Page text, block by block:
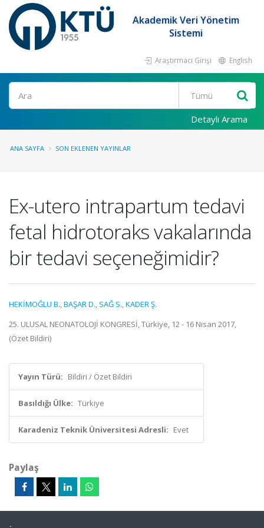
Akademik Veri Yönetim
Sistemi
Araştırmacı Girişi English
Ara
Detaylı Arama
ANA SAYFA SON EKLENEN YAYINLAR
Ex-utero intrapartum tedavi
fetal hidrotoraks vakalarında
bir tedavi seçeneğimidir?
HEKİMOĞLU B.,BAŞAR D., SAĞ S.,KADER Ş.
25. ULUSAL NEONATOLOJİ KONGRESİ, Türkiye, 12 - 16 Nisan 2017,
(Özet Bildiri)
Yayın Türü: Bildiri / Özet Bildiri
Basıldığı Ülke: Türkiye
Karadeniz Teknik Üniversitesi Adresli: Evet
Paylaş